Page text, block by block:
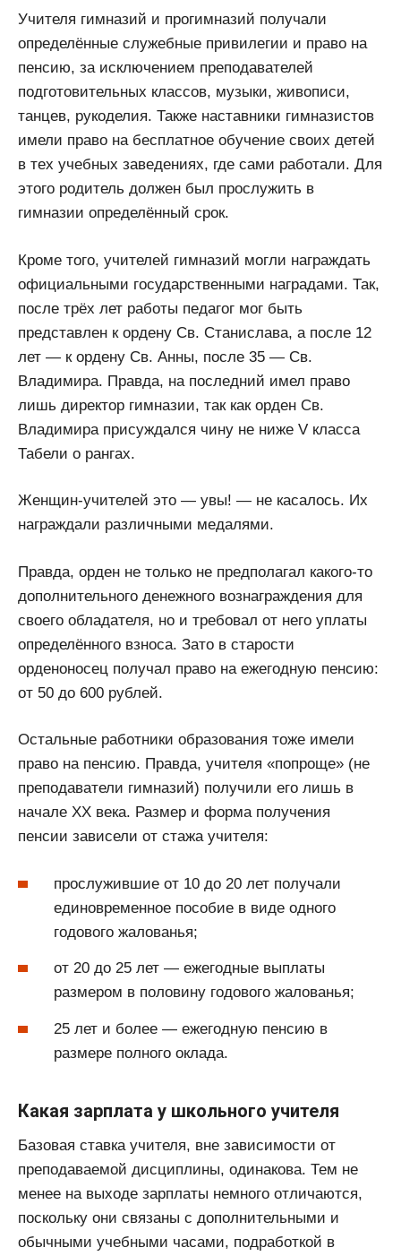
Учителя гимназий и прогимназий получали
определённые служебные привилегии и право на
пенсию, за исключением преподавателей
подготовительных классов, музыки, живописи,
танцев, рукоделия. Также наставники гимназистов
имели право на бесплатное обучение своих детей
в тех учебных заведениях, где сами работали. Для
этого родитель должен был прослужить в
гимназии определённый срок.
Кроме того, учителей гимназий могли награждать
официальными государственными наградами. Так,
после трёх лет работы педагог мог быть
представлен к ордену Св. Станислава, а после 12
лет — к ордену Св. Анны, после 35 — Св.
Владимира. Правда, на последний имел право
лишь директор гимназии, так как орден Св.
Владимира присуждался чину не ниже V класса
Табели о рангах.
Женщин-учителей это — увы! — не касалось. Их
награждали различными медалями.
Правда, орден не только не предполагал какого-то
дополнительного денежного вознаграждения для
своего обладателя, но и требовал от него уплаты
определённого взноса. Зато в старости
орденоносец получал право на ежегодную пенсию:
от 50 до 600 рублей.
Остальные работники образования тоже имели
право на пенсию. Правда, учителя «попроще» (не
преподаватели гимназий) получили его лишь в
начале XX века. Размер и форма получения
пенсии зависели от стажа учителя:
прослужившие от 10 до 20 лет получали
единовременное пособие в виде одного
годового жалованья;
от 20 до 25 лет — ежегодные выплаты
размером в половину годового жалованья;
25 лет и более — ежегодную пенсию в
размере полного оклада.
Какая зарплата у школьного учителя
Базовая ставка учителя, вне зависимости от
преподаваемой дисциплины, одинакова. Тем не
менее на выходе зарплаты немного отличаются,
поскольку они связаны с дополнительными и
обычными учебными часами, подработкой в